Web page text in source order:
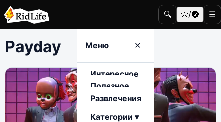
🔍 🌞/🌚 ☰
Меню ✕
Интересное
Полезное
Развлечения
Категории ▾
Payday